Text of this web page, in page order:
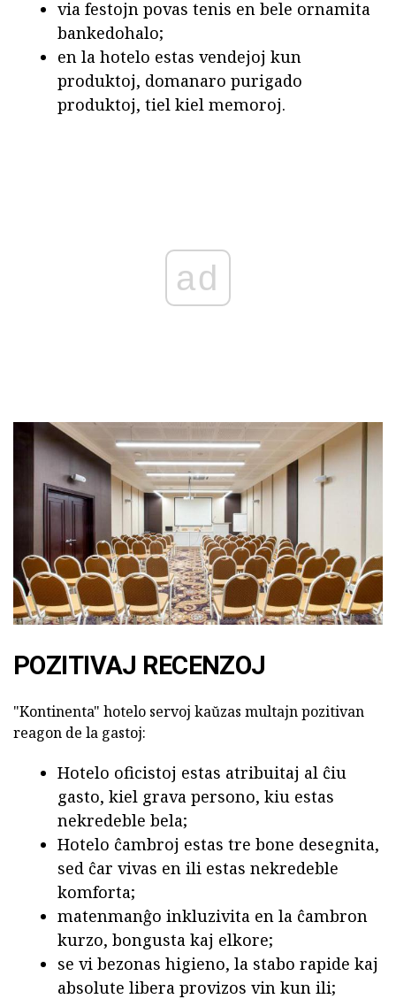
via festojn povas tenis en bele ornamita
bankedohalo;
en la hotelo estas vendejoj kun
produktoj, domanaro purigado
produktoj, tiel kiel memoroj.
ad
POZITIVAJ RECENZOJ
"Kontinenta" hotelo servoj kaŭzas multajn pozitivan
reagon de la gastoj:
Hotelo oficistoj estas atribuitaj al ĉiu
gasto, kiel grava persono, kiu estas
nekredeble bela;
Hotelo ĉambroj estas tre bone desegnita,
sed ĉar vivas en ili estas nekredeble
komforta;
matenmanĝo inkluzivita en la ĉambron
kurzo, bongusta kaj elkore;
se vi bezonas higieno, la stabo rapide kaj
absolute libera provizos vin kun ili;